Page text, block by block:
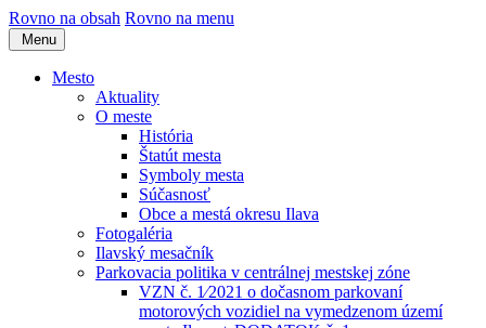
Rovno na obsah Rovno na menu
Menu
Mesto
Aktuality
O meste
História
Štatút mesta
Symboly mesta
Súčasnosť
Obce a mestá okresu Ilava
Fotogaléria
Ilavský mesačník
Parkovacia politika v centrálnej mestskej zóne
VZN č. 1⁄2021 o dočasnom parkovaní
motorových vozidiel na vymedzenom území